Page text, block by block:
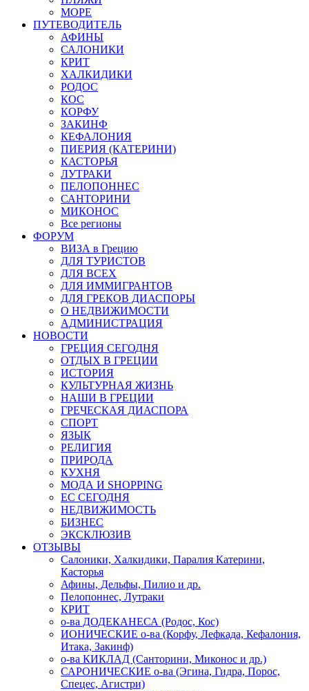
МОРЕ
ПУТЕВОДИТЕЛЬ
АФИНЫ
САЛОНИКИ
КРИТ
ХАЛКИДИКИ
РОДОС
КОС
КОРФУ
ЗАКИНФ
КЕФАЛОНИЯ
ПИЕРИЯ (КАТЕРИНИ)
КАСТОРЬЯ
ЛУТРАКИ
ПЕЛОПОННЕС
САНТОРИНИ
МИКОНОС
Все регионы
ФОРУМ
ВИЗА в Грецию
ДЛЯ ТУРИСТОВ
ДЛЯ ВСЕХ
ДЛЯ ИММИГРАНТОВ
ДЛЯ ГРЕКОВ ДИАСПОРЫ
О НЕДВИЖИМОСТИ
АДМИНИСТРАЦИЯ
НОВОСТИ
ГРЕЦИЯ СЕГОДНЯ
ОТДЫХ В ГРЕЦИИ
ИСТОРИЯ
КУЛЬТУРНАЯ ЖИЗНЬ
НАШИ В ГРЕЦИИ
ГРЕЧЕСКАЯ ДИАСПОРА
СПОРТ
ЯЗЫК
РЕЛИГИЯ
ПРИРОДА
КУХНЯ
МОДА И SHOPPING
ЕС СЕГОДНЯ
НЕДВИЖИМОСТЬ
БИЗНЕС
ЭКСКЛЮЗИВ
ОТЗЫВЫ
Салоники, Халкидики, Паралия Катерини,
Касторья
Афины, Дельфы, Пилио и др.
Пелопоннес, Лутраки
КРИТ
о-ва ДОДЕКАНЕСА (Родос, Кос)
ИОНИЧЕСКИЕ о-ва (Корфу, Лефкада, Кефалония,
Итака, Закинф)
о-ва КИКЛАД (Санторини, Миконос и др.)
САРОНИЧЕСКИЕ о-ва (Эгина, Гидра, Порос,
Спецес, Агистри)